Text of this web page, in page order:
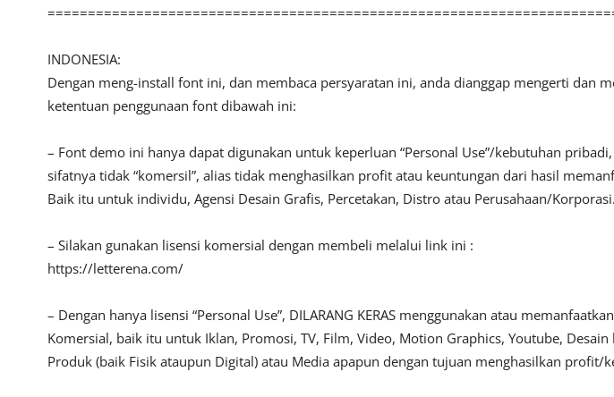
INDONESIA:
Dengan meng-install font ini, dan membaca persyaratan ini, anda dianggap mengerti dan
ketentuan penggunaan font dibawah ini:
– Font demo ini hanya dapat digunakan untuk keperluan “Personal Use”/kebutuhan
sifatnya tidak “komersil”, alias tidak menghasilkan profit atau keuntungan dari hasil
Baik itu untuk individu, Agensi Desain Grafis, Percetakan, Distro atau Perusahaan/Korporasi.
– Silakan gunakan lisensi komersial dengan membeli melalui link ini :
https://letterena.com/
– Dengan hanya lisensi “Personal Use”, DILARANG KERAS menggunakan atau
Komersial, baik itu untuk Iklan, Promosi, TV, Film, Video, Motion Graphics, Youtube,
Produk (baik Fisik ataupun Digital) atau Media apapun dengan tujuan menghasilkan profit/